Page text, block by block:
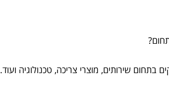
בתחום שירותים, מוצרי צריכה, טכנולוגיה ועוד.